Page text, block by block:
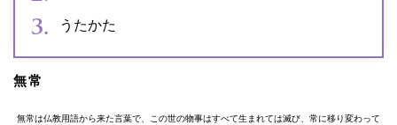
うたかた
無常
無常は仏教用語から来た言葉で、この世の物事はすべて生まれては滅び、常に移り変わって